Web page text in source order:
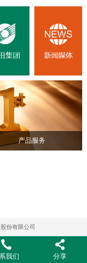
产品服务
份有限公司
我们 分享